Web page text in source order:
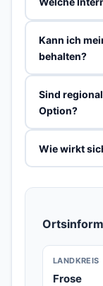
Kann ich
behalten?
Sind
Option?
Wie wirkt
LANDKREIS
Frose